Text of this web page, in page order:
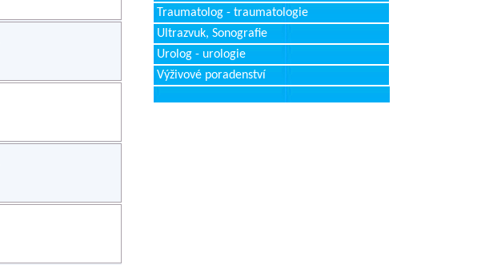
Traumatolog - traumatologie
Ultrazvuk, Sonografie
Urolog - urologie
Výživové poradenství